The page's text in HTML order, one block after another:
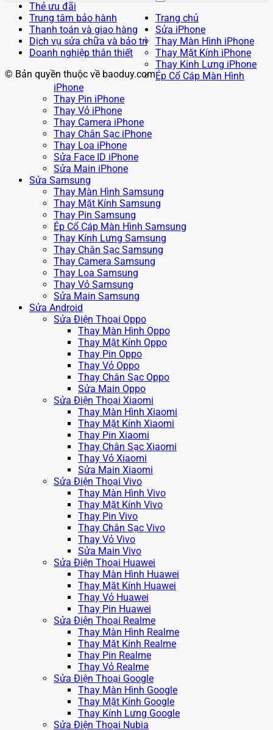
Thẻ ưu đãi
Trung tâm bảo hành
Thanh toán và giao hàng
Dịch vụ sửa chữa và bảo trì
Doanh nghiệp thân thiết
© Bản quyền thuộc về baoduy.com
Trang chủ
Sửa iPhone
Thay Màn Hình iPhone
Thay Mặt Kính iPhone
Thay Kính Lưng iPhone
Ép Cổ Cáp Màn Hình
iPhone
Thay Pin iPhone
Thay Vỏ iPhone
Thay Camera iPhone
Thay Chân Sạc iPhone
Thay Loa iPhone
Sửa Face ID iPhone
Sửa Main iPhone
Sửa Samsung
Thay Màn Hình Samsung
Thay Mặt Kính Samsung
Thay Pin Samsung
Ép Cổ Cáp Màn Hình Samsung
Thay Kính Lưng Samsung
Thay Chân Sạc Samsung
Thay Camera Samsung
Thay Loa Samsung
Thay Vỏ Samsung
Sửa Main Samsung
Sửa Android
Sửa Điện Thoại Oppo
Thay Màn Hình Oppo
Thay Mặt Kính Oppo
Thay Pin Oppo
Thay Vỏ Oppo
Thay Chân Sạc Oppo
Sửa Main Oppo
Sửa Điện Thoại Xiaomi
Thay Màn Hình Xiaomi
Thay Mặt Kính Xiaomi
Thay Pin Xiaomi
Thay Chân Sạc Xiaomi
Thay Vỏ Xiaomi
Sửa Main Xiaomi
Sửa Điện Thoại Vivo
Thay Màn Hình Vivo
Thay Mặt Kính Vivo
Thay Pin Vivo
Thay Chân Sạc Vivo
Thay Vỏ Vivo
Sửa Main Vivo
Sửa Điện Thoại Huawei
Thay Màn Hình Huawei
Thay Mặt Kính Huawei
Thay Vỏ Huawei
Thay Pin Huawei
Sửa Điện Thoại Realme
Thay Màn Hình Realme
Thay Mặt Kính Realme
Thay Pin Realme
Thay Vỏ Realme
Sửa Điện Thoại Google
Thay Màn Hình Google
Thay Mặt Kính Google
Thay Kính Lưng Google
Sửa Điện Thoại Nubia